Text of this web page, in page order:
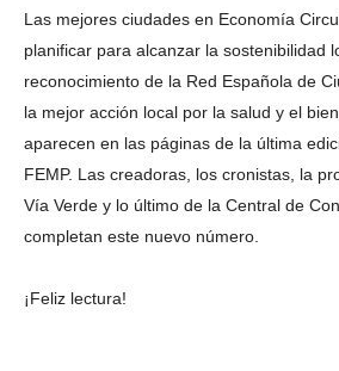
Las mejores ciudades en Economía
planificar para alcanzar la sostenibilidad
reconocimiento de la Red Española de
la mejor acción local por la salud y el
aparecen en las páginas de la última
FEMP. Las creadoras, los cronistas, la
Vía Verde y lo último de la Central de
completan este nuevo número.
¡Feliz lectura!